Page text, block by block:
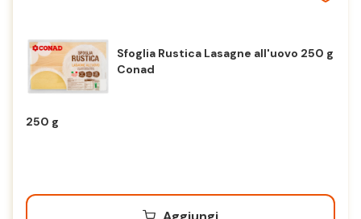
Sfoglia Rustica Lasagne all'uovo 250 g
Conad
250 g